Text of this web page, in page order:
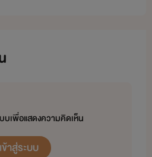
ราอ่านนิยายมาหลายต่อหลาย
เปล่า
บเพื่อแสดงความคิดเห็น
เข้าสู่ระบบ